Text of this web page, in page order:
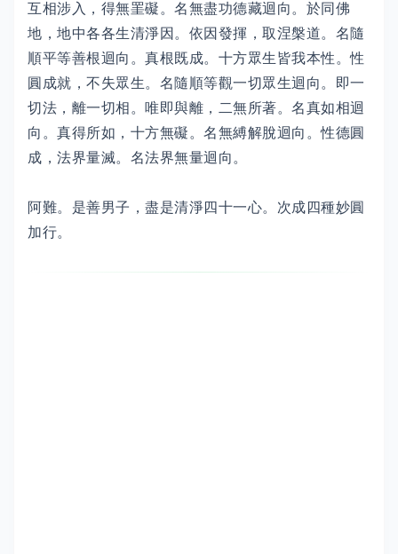
互相涉入，得無罣礙。名無盡功德藏迴向。於同佛
地，地中各各生清淨因。依因發揮，取涅槃道。名隨
順平等善根迴向。真根既成。十方眾生皆我本性。性
圓成就，不失眾生。名隨順等觀一切眾生迴向。即一
切法，離一切相。唯即與離，二無所著。名真如相迴
向。真得所如，十方無礙。名無縛解脫迴向。性德圓
成，法界量滅。名法界無量迴向。
阿難。是善男子，盡是清淨四十一心。次成四種妙圓
加行。